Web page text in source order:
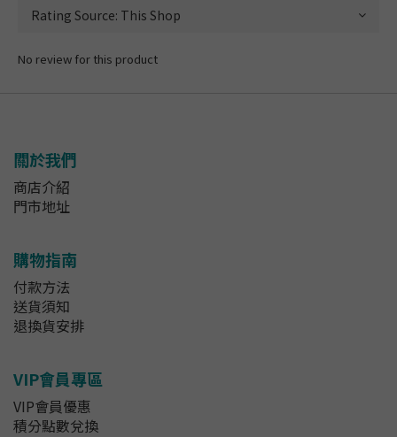
No review for this product
關於我們
商店介紹
門市地址
購物指南
付款方法
送貨須知
退換貨安排
VIP會員專區
VIP會員優惠
積分點數兌換